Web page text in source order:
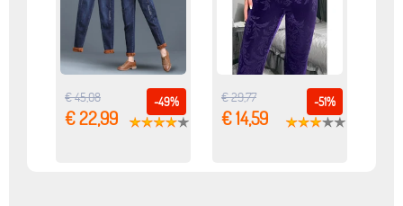
-49%
€ 45,08
€ 22,99
-51%
€ 29,77
€ 14,59